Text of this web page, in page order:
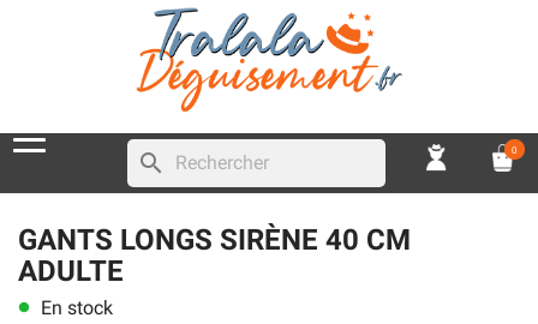
search 0
GANTS LONGS SIRÈNE 40 CM
ADULTE
lens En stock